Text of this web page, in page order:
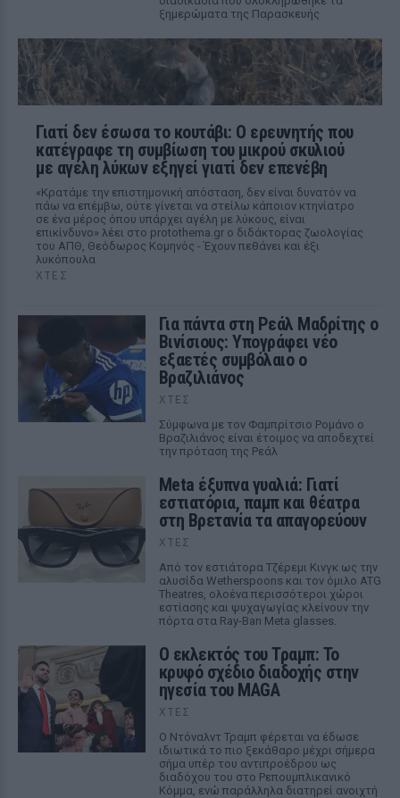
ξημερώματα της Παρασκευής
Γιατί δεν έσωσα το κουτάβι: Ο ερευνητής που
κατέγραφε τη συμβίωση του μικρού σκυλιού
με αγέλη λύκων εξηγεί γιατί δεν επενέβη
«Κρατάμε την επιστημονική απόσταση, δεν είναι δυνατόν να
πάω να επέμβω, ούτε γίνεται να στείλω κάποιον κτηνίατρο
σε ένα μέρος όπου υπάρχει αγέλη με λύκους, είναι
επικίνδυνο» λέει στο protothema.gr ο διδάκτορας ζωολογίας
του ΑΠΘ, Θεόδωρος Κομηνός - Έχουν πεθάνει και έξι
λυκόπουλα
ΧΤΕΣ
Για πάντα στη Ρεάλ Μαδρίτης ο
Βινίσιους: Υπογράφει νέο
εξαετές συμβόλαιο ο
Βραζιλιάνος
ΧΤΕΣ
Σύμφωνα με τον Φαμπρίτσιο Ρομάνο ο
Βραζιλιάνος είναι έτοιμος να αποδεχτεί
την πρόταση της Ρεάλ
Meta έξυπνα γυαλιά: Γιατί
εστιατόρια, παμπ και θέατρα
στη Βρετανία τα απαγορεύουν
ΧΤΕΣ
Από τον εστιάτορα Τζέρεμι Κινγκ ως την
αλυσίδα Wetherspoons και τον όμιλο ATG
Theatres, ολοένα περισσότεροι χώροι
εστίασης και ψυχαγωγίας κλείνουν την
πόρτα στα Ray-Ban Meta glasses.
Ο εκλεκτός του Τραμπ: Το
κρυφό σχέδιο διαδοχής στην
ηγεσία του MAGA
ΧΤΕΣ
Ο Ντόναλντ Τραμπ φέρεται να έδωσε
ιδιωτικά το πιο ξεκάθαρο μέχρι σήμερα
σήμα υπέρ του αντιπροέδρου ως
διαδόχου του στο Ρεπουμπλικανικό
Κόμμα, ενώ παράλληλα διατηρεί ανοιχτή